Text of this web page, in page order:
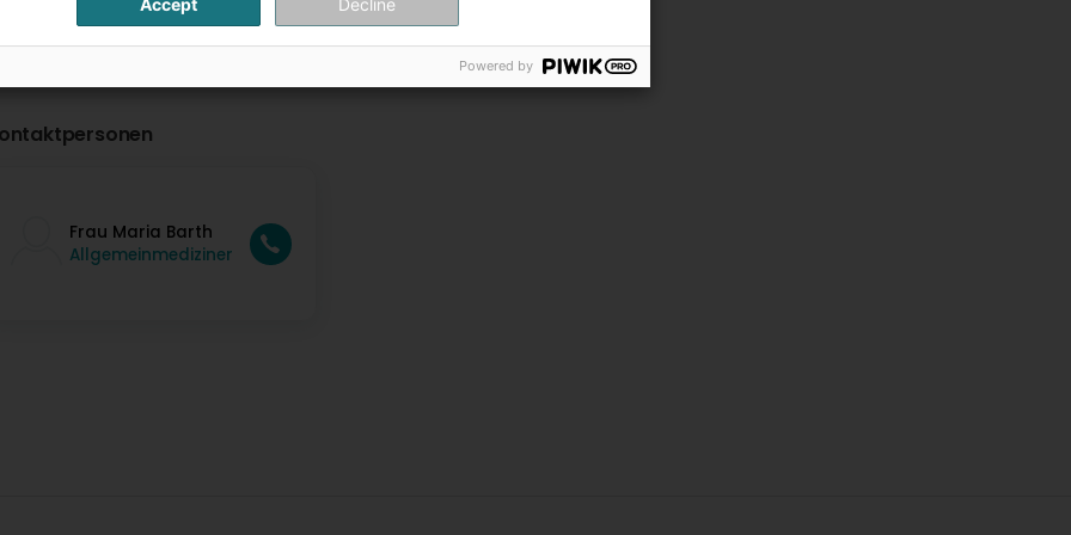
Frau Maria Barth
Allgemeinmediziner
Accept Decline
Powered by